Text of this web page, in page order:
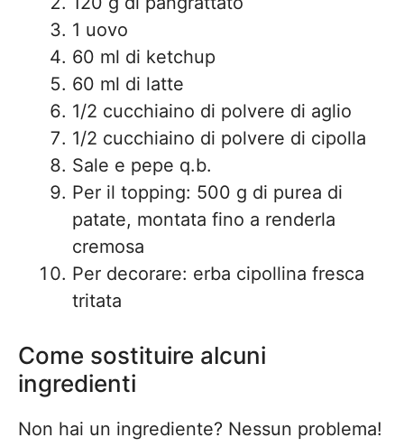
1 uovo
60 ml di ketchup
60 ml di latte
1/2 cucchiaino di polvere di aglio
1/2 cucchiaino di polvere di cipolla
Sale e pepe q.b.
Per il topping: 500 g di purea di
patate, montata fino a renderla
cremosa
Per decorare: erba cipollina fresca
tritata
Come sostituire alcuni
ingredienti
Non hai un ingrediente? Nessun problema!